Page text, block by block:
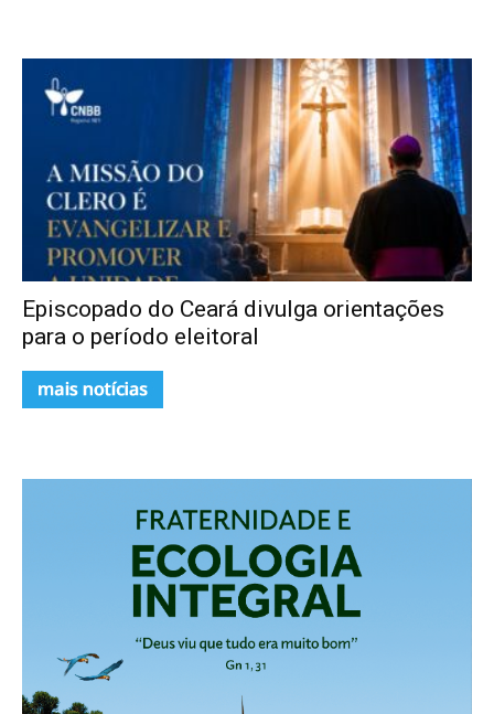
Episcopado do Ceará divulga orientações
para o período eleitoral